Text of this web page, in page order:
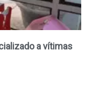
a vítimas